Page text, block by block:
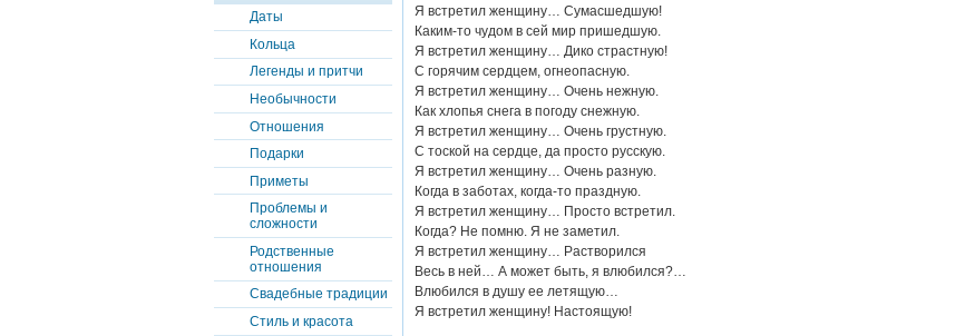
Даты
Кольца
Легенды и притчи
Необычности
Отношения
Подарки
Приметы
Проблемы и
сложности
Родственные
отношения
Свадебные традиции
Стиль и красота
Я встретил женщину… Сумасшедшую!
Каким-то чудом в сей мир пришедшую.
Я встретил женщину… Дико страстную!
С горячим сердцем, огнеопасную.
Я встретил женщину… Очень нежную.
Как хлопья снега в погоду снежную.
Я встретил женщину… Очень грустную.
С тоской на сердце, да просто русскую.
Я встретил женщину… Очень разную.
Когда в заботах, когда-то праздную.
Я встретил женщину… Просто встретил.
Когда? Не помню. Я не заметил.
Я встретил женщину… Растворился
Весь в ней… А может быть, я влюбился?…
Влюбился в душу ее летящую…
Я встретил женщину! Настоящую!